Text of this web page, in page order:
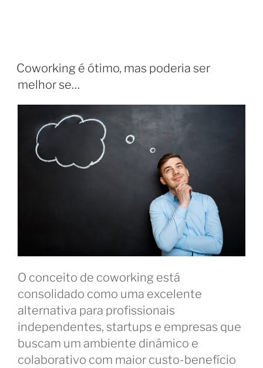
Coworking é ótimo, mas poderia ser
melhor se…
O conceito de coworking está
consolidado como uma excelente
alternativa para profissionais
independentes, startups e empresas que
buscam um ambiente dinâmico e
colaborativo com maior custo-benefício